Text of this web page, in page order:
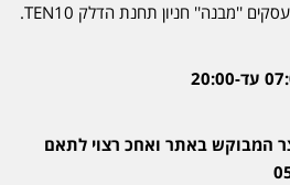
האילן 4 אור עקיבא - מתחם העסקים ''מבנה'' חניון תחנת הדלק TEN10.
המבוקש באתר ואחכ רצוי לתאם